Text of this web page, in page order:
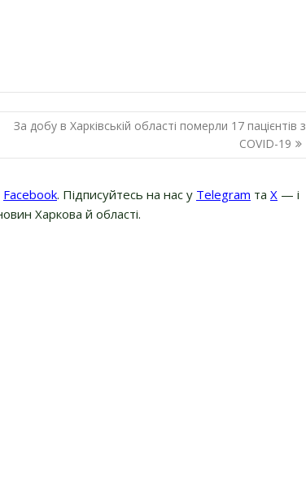
За добу в Харківській області померли 17 пацієнтів з
COVID-19
Facebook. Підписуйтесь на нас у Telegram та Х — і
Харкова й області.